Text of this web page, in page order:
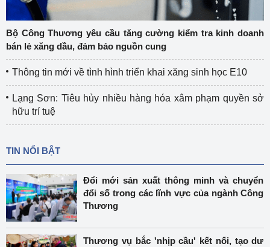
Bộ Công Thương yêu cầu tăng cường kiểm tra kinh doanh
bán lẻ xăng dầu, đảm bảo nguồn cung
Thông tin mới về tình hình triển khai xăng sinh học E10
Lạng Sơn: Tiêu hủy nhiều hàng hóa xâm phạm quyền sở
hữu trí tuệ
TIN NỔI BẬT
Đổi mới sản xuất thông minh và chuyển
đổi số trong các lĩnh vực của ngành Công
Thương
Thương vụ bắc 'nhịp cầu' kết nối, tạo dư